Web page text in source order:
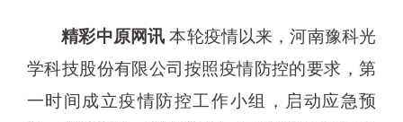
精彩中原网讯本轮疫情以来，河南豫科光
学科技股份有限公司按照疫情防控的要求，第
一时间成立疫情防控工作小组，启动应急预